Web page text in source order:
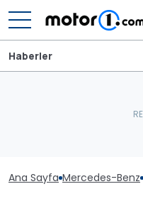
Haberler
Ana Sayfa Mercedes-Benz